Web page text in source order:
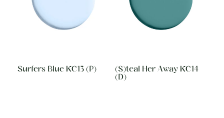
Surfers Blue KC13 (P)
(S)teal Her Away KC14
(D)